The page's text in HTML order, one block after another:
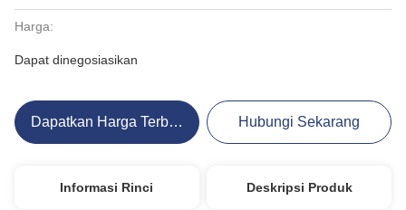
Harga:
Dapat dinegosiasikan
Dapatkan Harga Terbaik Hubungi Sekarang
Informasi Rinci Deskripsi Produk